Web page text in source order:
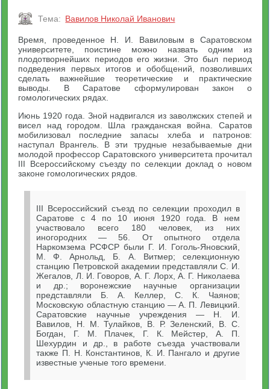
Тема: Вавилов Николай Иванович
Время, проведенное Н. И. Вавиловым в Саратовском
университете, поистине можно назвать одним из
плодотворнейших периодов его жизни. Это был период
подведения первых итогов и обобщений, позволивших
сделать важнейшие теоретические и практические
выводы. В Саратове сформулирован закон о
гомологических рядах.
Июнь 1920 года. Зной надвигался из заволжских степей и
висел над городом. Шла гражданская война. Саратов
мобилизовал последние запасы хлеба и патронов:
наступал Врангель. В эти трудные незабываемые дни
молодой профессор Саратовского университета прочитал
III Всероссийскому съезду по селекции доклад о новом
законе гомологических рядов.
III Всероссийский съезд по селекции проходил в
Саратове с 4 по 10 июня 1920 года. В нем
участвовало всего 180 человек, из них
иногородних — 56. От опытного отдела
Наркомзема РСФСР были Г. И. Гоголь-Яновский,
М. Ф. Арнольд, Б. А. Витмер; селекционную
станцию Петровской академии представляли С. И.
Жегалов, Л. И. Говоров, А. Г. Лорх, А. Г. Николаева
и др.; воронежские научные организации
представляли Б. А. Келлер, С. К. Чаянов;
Московскую областную станцию — А. П. Левицкий.
Саратовские научные учреждения — Н. И.
Вавилов, Н. М. Тулайков, В. Р. Зеленский, В. С.
Богдан, Г. М. Плачек, Г. К. Мейстер, А. П.
Шехурдин и др., в работе съезда участвовали
также П. Н. Константинов, К. И. Пангало и другие
известные ученые того времени.